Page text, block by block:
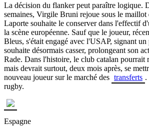
La décision du flanker peut paraître logique.
semaines, Virgile Bruni rejoue sous le maillot
Laporte souhaite le conserver dans l'effectif
la scène européenne. Sauf que le joueur,
Bleus, s'était engagé avec l'USAP, signant
souhaite désormais casser, prolongeant son
Rade. Dans l'histoire, le club catalan pourrait
mais devrait surtout, deux mois après, se
nouveau joueur sur le marché des transferts .
rugby.
Espagne